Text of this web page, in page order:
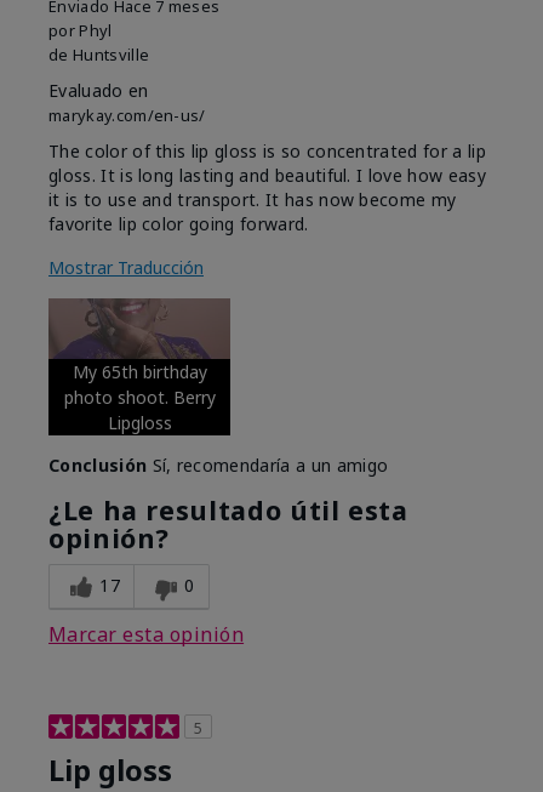
Enviado Hace 7 meses
por Phyl
de Huntsville
Evaluado en
marykay.com/en-us/
The color of this lip gloss is so concentrated for a lip
gloss. It is long lasting and beautiful. I love how easy
it is to use and transport. It has now become my
favorite lip color going forward.
Mostrar Traducción
My 65th birthday
photo shoot. Berry
Lipgloss
Conclusión Sí, recomendaría a un amigo
¿Le ha resultado útil esta
opinión?
17 0
Marcar esta opinión
5
Lip gloss